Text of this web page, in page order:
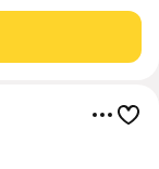
раздельный сан